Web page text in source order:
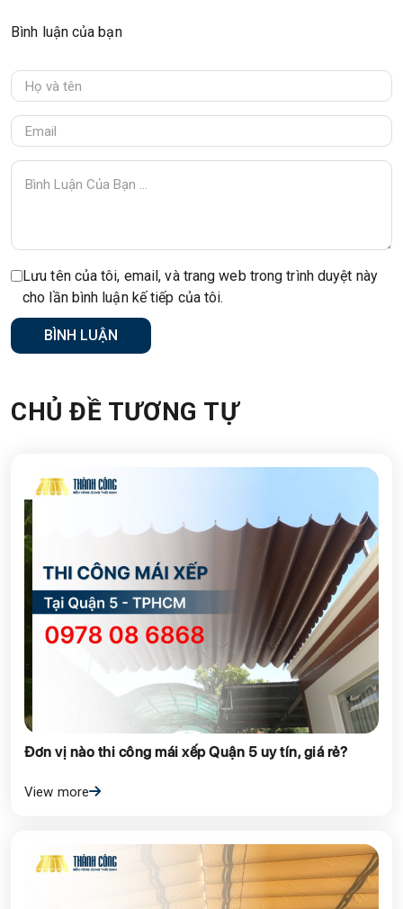
Bình luận của bạn
Lưu tên của tôi, email, và trang web trong trình duyệt này
cho lần bình luận kế tiếp của tôi.
CHỦ ĐỀ TƯƠNG TỰ
Đơn vị nào thi công mái xếp Quận 5 uy tín, giá rẻ?
View more